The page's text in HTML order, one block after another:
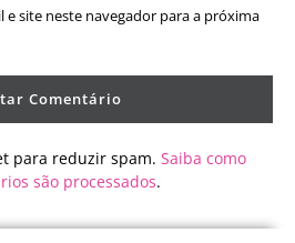
e site neste navegador para a próxima
para reduzir spam. Saiba como
são processados.